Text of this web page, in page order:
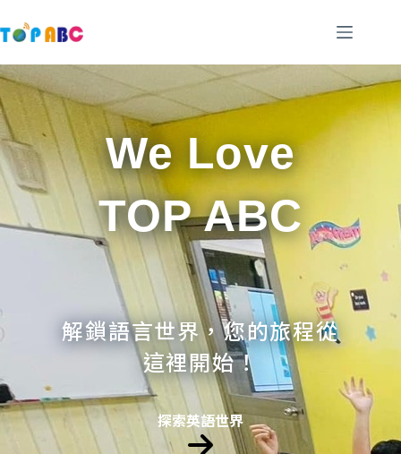
至
要
內
容
We Love
TOP ABC
解鎖語言世界，您的旅程從
這裡開始！
探索英語世界